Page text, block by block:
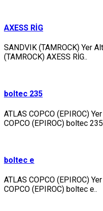
AXESS RİG
SANDVIK (TAMROCK) Yer
(TAMROCK) AXESS RİG..
boltec 235
ATLAS COPCO (EPIROC)
COPCO (EPIROC) boltec
boltec e
ATLAS COPCO (EPIROC)
COPCO (EPIROC) boltec e..